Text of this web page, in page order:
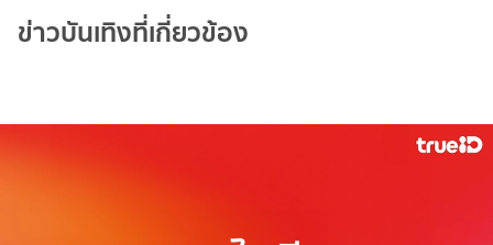
ข่าวบันเทิงที่เกี่ยวข้อง